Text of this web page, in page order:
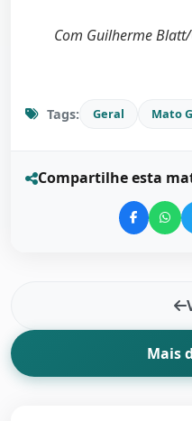
Com Guilherme
Tags: Geral Mato
Compartilhe esta
Mais